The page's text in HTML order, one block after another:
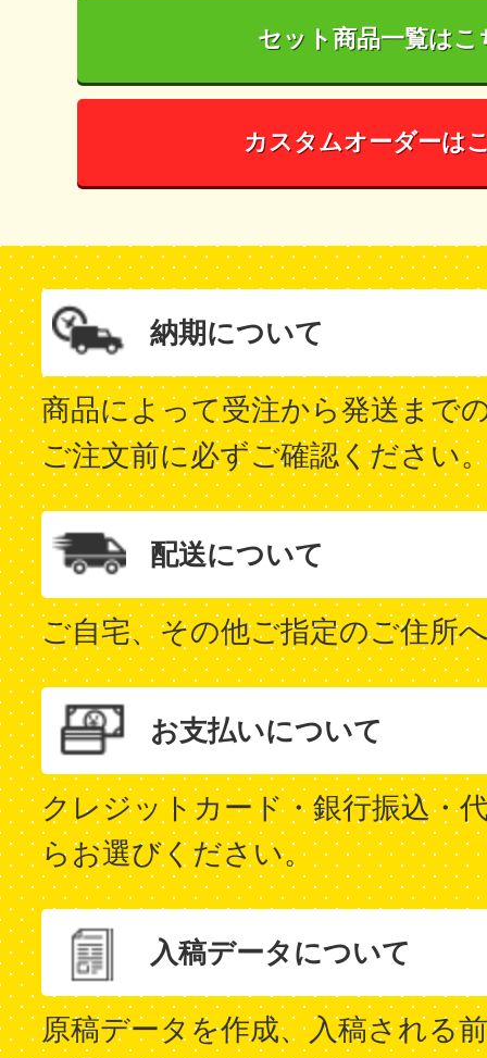
セット商品一覧はこ
カスタムオーダーは
納期について
商品によって受注から発送まで
ご注文前に必ずご確認ください
配送について
ご自宅、その他ご指定のご住所
お支払いについて
クレジットカード・銀行振込・
らお選びください。
入稿データについて
原稿データを作成、入稿される